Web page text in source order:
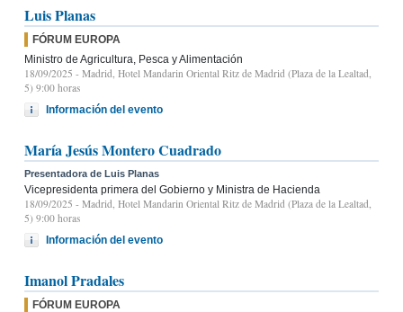
Luis Planas
FÓRUM EUROPA
Ministro de Agricultura, Pesca y Alimentación
18/09/2025 - Madrid, Hotel Mandarin Oriental Ritz de Madrid (Plaza de la Lealtad,
5) 9:00 horas
Información del evento
María Jesús Montero Cuadrado
Presentadora de Luis Planas
Vicepresidenta primera del Gobierno y Ministra de Hacienda
18/09/2025 - Madrid, Hotel Mandarin Oriental Ritz de Madrid (Plaza de la Lealtad,
5) 9:00 horas
Información del evento
Imanol Pradales
FÓRUM EUROPA